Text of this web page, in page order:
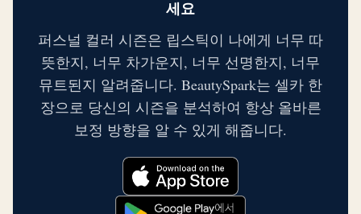
세요
퍼스널 컬러 시즌은 립스틱이 나에게 너무 따
뜻한지, 너무 차가운지, 너무 선명한지, 너무
뮤트된지 알려줍니다. BeautySpark는 셀카 한
장으로 당신의 시즌을 분석하여 항상 올바른
보정 방향을 알 수 있게 해줍니다.